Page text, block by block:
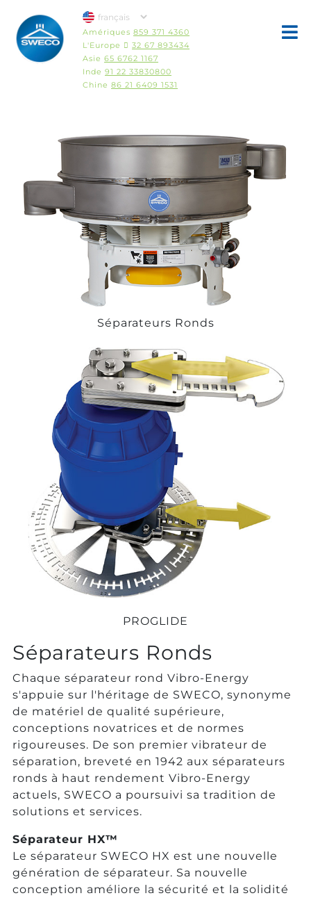
Amériques 859 371 4360
L'Europe  32 67 893434
Asie 65 6762 1167
Inde 91 22 33830800
Chine 86 21 6409 1531
Séparateurs Ronds
PROGLIDE
Séparateurs Ronds
Chaque séparateur rond Vibro-Energy
s'appuie sur l'héritage de SWECO, synonyme
de matériel de qualité supérieure,
conceptions novatrices et de normes
rigoureuses. De son premier vibrateur de
séparation, breveté en 1942 aux séparateurs
ronds à haut rendement Vibro-Energy
actuels, SWECO a poursuivi sa tradition de
solutions et services.
Séparateur HX™
Le séparateur SWECO HX est une nouvelle
génération de séparateur. Sa nouvelle
conception améliore la sécurité et la solidité